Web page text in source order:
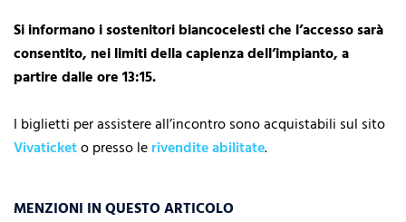
Si informano i sostenitori biancocelesti che l’accesso sarà
consentito, nei limiti della capienza dell’impianto, a
partire dalle ore 13:15.
I biglietti per assistere all’incontro sono acquistabili sul sito
Vivaticketo presso lerivendite abilitate.
MENZIONI IN QUESTO ARTICOLO